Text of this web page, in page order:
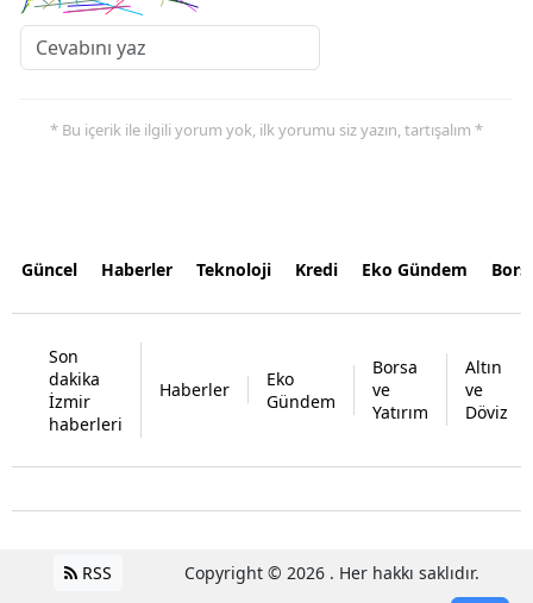
* Bu içerik ile ilgili yorum yok, ilk yorumu siz yazın, tartışalım *
Güncel Haberler Teknoloji Kredi Eko Gündem
Son
dakika
İzmir
haberleri
Haberler
Eko
Gündem
Borsa
ve
Yatırım
Altın
ve
Döviz
RSS Copyright © 2026 . Her hakkı saklıdır.